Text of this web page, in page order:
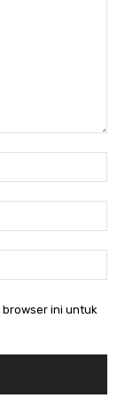
browser ini untuk